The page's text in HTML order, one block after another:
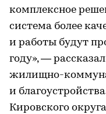
комплексное
система более
и работы будут
году», —
жилищно-
и
Кировского